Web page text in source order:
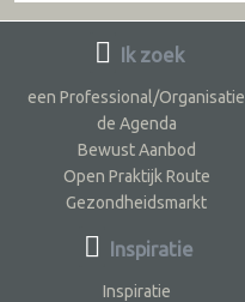
Ik zoek
een Professional/Organisatie
de Agenda
Bewust Aanbod
Open Praktijk Route
Gezondheidsmarkt
Inspiratie
Inspiratie